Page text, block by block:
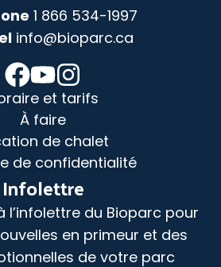
1 866 534-1997
info@bioparc.ca
et tarifs
À faire
de chalet
de confidentialité
Infolettre
l’infolettre du Bioparc pour
en primeur et des
de votre parc